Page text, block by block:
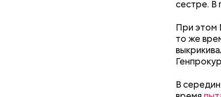
сестре. В
При этом
то же
В
чеснок;
соль.
Фото: